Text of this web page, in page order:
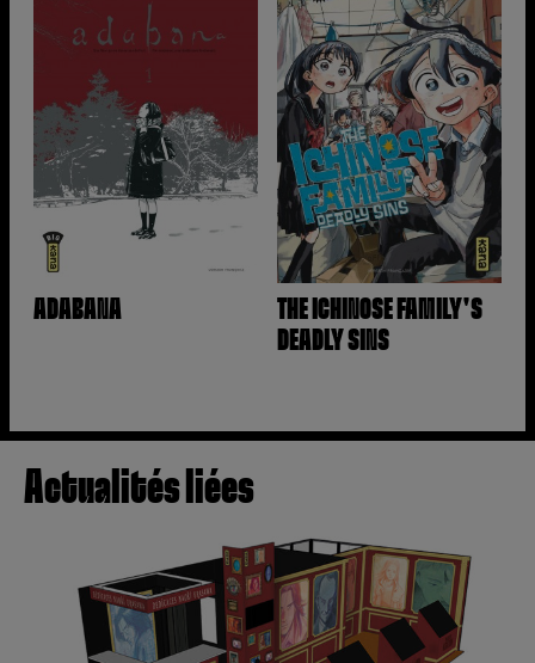
ADABANA
THE ICHINOSE FAMILY'S
DEADLY SINS
Actualités liées